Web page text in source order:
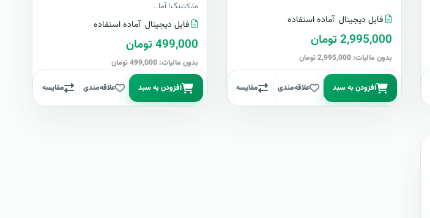
فایل دیجیتال آماده استفاده
2,995,000 تومان
بدون مالیات: 2,995,000 تومان
افزودن به سبد علاقه‌مندی مقایسه
مارکتینگ! آما..
فایل دیجیتال آماده استفاده
499,000 تومان
بدون مالیات: 499,000 تومان
افزودن به سبد علاقه‌مندی مقایسه